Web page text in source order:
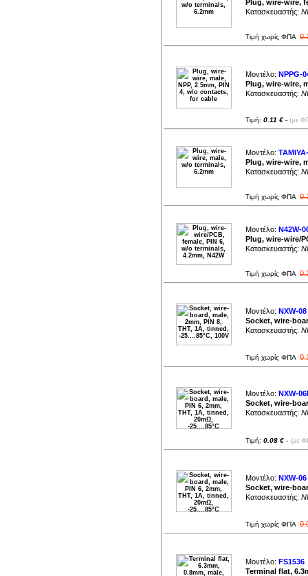
Plug, wire-wire,
Κατασκευαστής:
Τιμή χωρίς ΦΠΑ
Μοντέλο: NPPG-
Plug, wire-wire,
Κατασκευαστής:
Τιμή: 0.11 € - (με
Μοντέλο:
Plug, wire-wire,
Κατασκευαστής:
Τιμή χωρίς ΦΠΑ
Μοντέλο: N42W-
Plug, wire-wire/
Κατασκευαστής:
Τιμή χωρίς ΦΠΑ
Μοντέλο: NXW-08
Socket, wire-
Κατασκευαστής:
Τιμή χωρίς ΦΠΑ
Μοντέλο: NXW-
Socket, wire-
Κατασκευαστής:
Τιμή: 0.08 € - (με
Μοντέλο: NXW-06
Socket, wire-
Κατασκευαστής:
Τιμή χωρίς ΦΠΑ
Μοντέλο: FS1536
Terminal flat,